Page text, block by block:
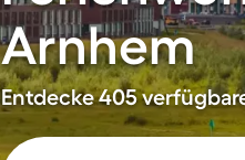
Arnhem
Entdecke 405